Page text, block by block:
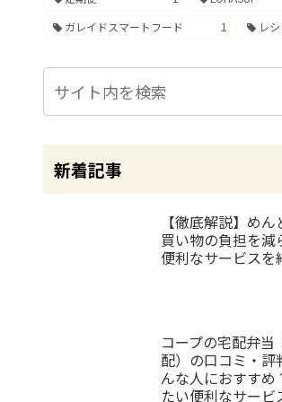
ガレイドスマートフード
1 レ
新着記事
【徹底解説】め
買い物の負担を減
便利なサービスを
コープの宅配弁当
配）の口コミ・評
んな人におすすめ
たい便利なサービ